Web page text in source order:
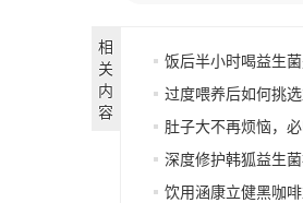
相
关
内
容
饭后半小时喝益生
过度喂养后如何挑
肚子大不再烦恼，
深度修护韩狐益生
饮用涵康立健黑咖啡